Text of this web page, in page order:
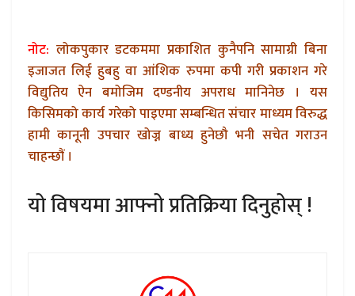
नोट: लोकपुकार डटकममा प्रकाशित कुनैपनि सामाग्री बिना
इजाजत लिई हुबहु वा आंशिक रुपमा कपी गरी प्रकाशन गरे
विद्युतिय ऐन बमोजिम दण्डनीय अपराध मानिनेछ । यस
किसिमको कार्य गरेको पाइएमा सम्बन्धित संचार माध्यम विरुद्ध
हामी कानूनी उपचार खोज्न बाध्य हुनेछौ भनी सचेत गराउन
चाहन्छौं ।
यो विषयमा आफ्नो प्रतिक्रिया दिनुहोस् !